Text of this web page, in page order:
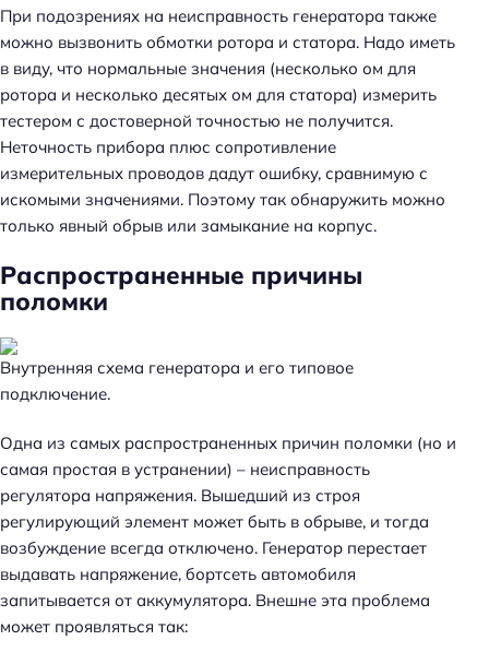
При подозрениях на неисправность генератора также
можно вызвонить обмотки ротора и статора. Надо иметь
в виду, что нормальные значения (несколько ом для
ротора и несколько десятых ом для статора) измерить
тестером с достоверной точностью не получится.
Неточность прибора плюс сопротивление
измерительных проводов дадут ошибку, сравнимую с
искомыми значениями. Поэтому так обнаружить можно
только явный обрыв или замыкание на корпус.
Распространенные причины
поломки
Внутренняя схема генератора и его типовое
подключение.
Одна из самых распространенных причин поломки (но и
самая простая в устранении) – неисправность
регулятора напряжения. Вышедший из строя
регулирующий элемент может быть в обрыве, и тогда
возбуждение всегда отключено. Генератор перестает
выдавать напряжение, бортсеть автомобиля
запитывается от аккумулятора. Внешне эта проблема
может проявляться так: